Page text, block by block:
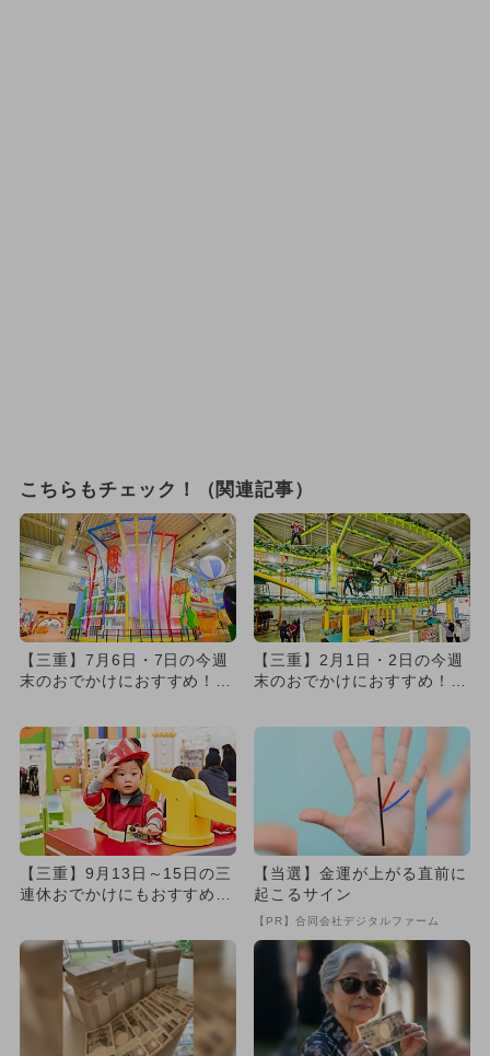
こちらもチェック！（関連記事）
【三重】7月6日・7日の今週
末のおでかけにおすすめ！人
【三重】2月1日・2日の今週
末のおでかけにおすすめ！人
【三重】9月13日～15日の三
連休おでかけにもおすすめ！
【当選】金運が上がる直前に
起こるサイン
【PR】合同会社デジタルファーム